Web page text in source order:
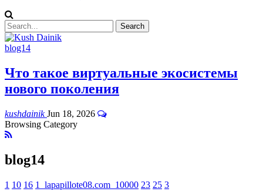
blog14
Что такое виртуальные экосистемы
нового поколения
kushdainikJun 18, 2026
Browsing Category
blog14
1 10 16 1_lapapillote08.com_10000 23 25 3